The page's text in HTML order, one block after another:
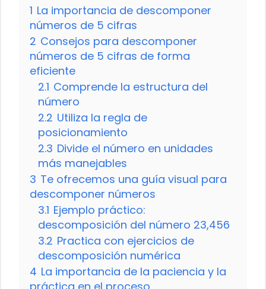
1 La importancia de descomponer
números de 5 cifras
2 Consejos para descomponer
números de 5 cifras de forma
eficiente
2.1 Comprende la estructura del
número
2.2 Utiliza la regla de
posicionamiento
2.3 Divide el número en unidades
más manejables
3 Te ofrecemos una guía visual para
descomponer números
3.1 Ejemplo práctico:
descomposición del número 23,456
3.2 Practica con ejercicios de
descomposición numérica
4 La importancia de la paciencia y la